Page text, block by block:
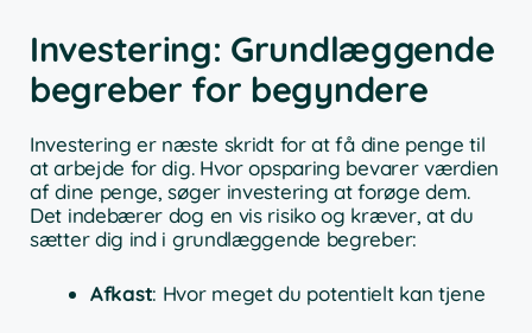
Investering: Grundlæggende
begreber for begyndere
Investering er næste skridt for at få dine penge til
at arbejde for dig. Hvor opsparing bevarer værdien
af dine penge, søger investering at forøge dem.
Det indebærer dog en vis risiko og kræver, at du
sætter dig ind i grundlæggende begreber:
Afkast: Hvor meget du potentielt kan tjene